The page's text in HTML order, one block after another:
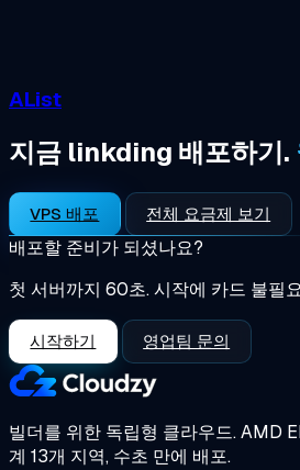
AList
지금 linkding 배포하기.
VPS 배포 전체 요금제 보기
배포할 준비가 되셨나요?
첫 서버까지 60초. 시작에 카드 불필
시작하기 영업팀 문의
빌더를 위한 독립형 클라우드.AMD
계 13개 지역, 수초 만에 배포.